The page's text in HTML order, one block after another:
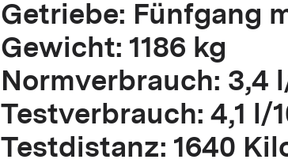
Getriebe: Fünfgang
Gewicht: 1186 kg
Normverbrauch: 3,4
Testverbrauch: 4,1 l/
Testdistanz: 1640